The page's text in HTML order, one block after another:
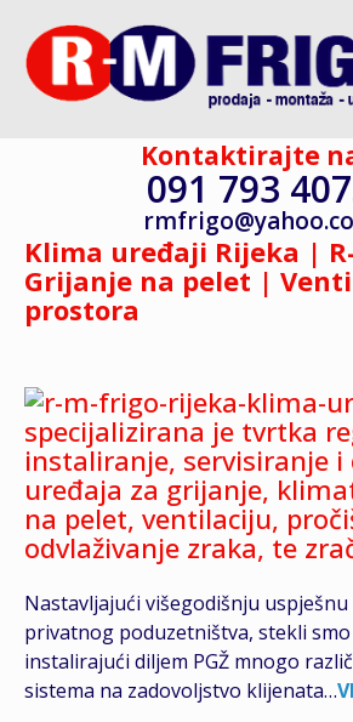
Kontaktirajte
091 793
Klima uređaji Rijeka |
Grijanje na pelet |
prostora
specijalizirana je tvrtka
instaliranje, servisiranje i
uređaja za grijanje,
na pelet, ventilaciju,
odvlaživanje zraka, te
Nastavljajući višegodišnju
privatnog poduzetništva, stekli
instalirajući diljem PGŽ mnogo
sistema na zadovoljstvo klijenata…